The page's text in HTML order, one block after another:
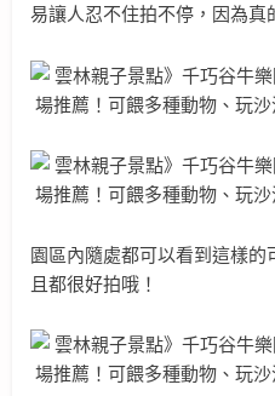
易讓人忍不住拍不停，因為真
園區內隨處都可以看到這樣
且都很好拍哦！